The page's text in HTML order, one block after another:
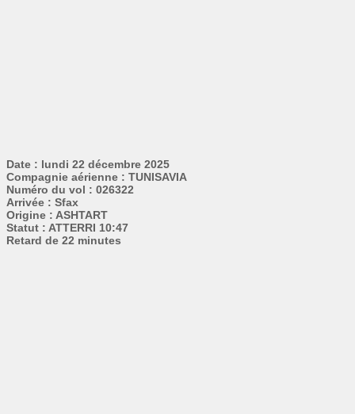
Date : lundi 22 décembre 2025
Compagnie aérienne : TUNISAVIA
Numéro du vol : 026322
Arrivée : Sfax
Origine : ASHTART
Statut : ATTERRI 10:47
Retard de 22 minutes